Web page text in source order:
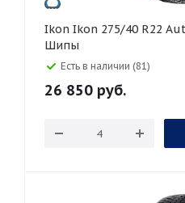
Ikon Ikon 275/40 R22 Autograph Ice 10 SUV 107T
Шипы
Есть в наличии (81)
26 850 руб.